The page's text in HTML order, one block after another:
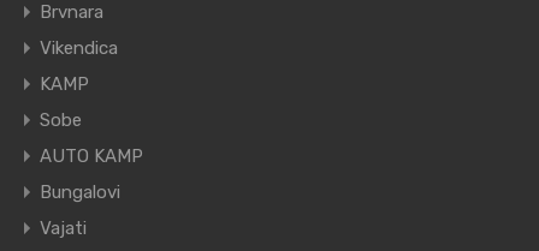
Brvnara
Vikendica
KAMP
Sobe
AUTO KAMP
Bungalovi
Vajati